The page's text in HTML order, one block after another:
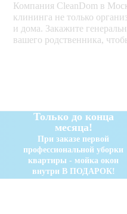
Компания CleanDom в
клининга не только
и дома. Закажите
вашего родственника,
Только до конца
месяца!
При заказе первой
профессиональной уборки
квартиры - мойка окон
внутри В ПОДАРОК!